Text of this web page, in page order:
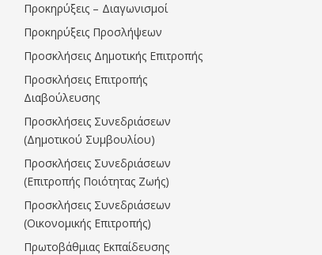
Προκηρύξεις – Διαγωνισμοί
Προκηρύξεις Προσλήψεων
Προσκλήσεις Δημοτικής Επιτροπής
Προσκλήσεις Επιτροπής
Διαβούλευσης
Προσκλήσεις Συνεδριάσεων
(Δημοτικού Συμβουλίου)
Προσκλήσεις Συνεδριάσεων
(Επιτροπής Ποιότητας Ζωής)
Προσκλήσεις Συνεδριάσεων
(Οικονομικής Επιτροπής)
Πρωτοβάθμιας Εκπαίδευσης